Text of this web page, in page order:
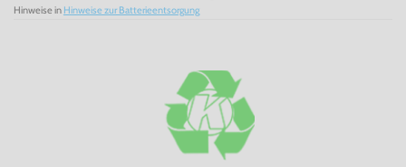
Hinweise in Hinweise zur Batterieentsorgung